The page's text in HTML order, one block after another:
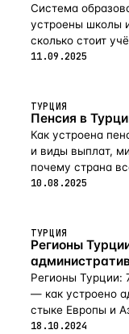
Система
устроены школы
сколько стоит
11.09.2025
ТУРЦИЯ
Пенсия в
Как устроена
и виды выплат,
почему страна
пенсии в 2026-м.
10.08.2025
ТУРЦИЯ
Регионы
Регионы Турции:
— как устроено
стыке Европы и
18.10.2024